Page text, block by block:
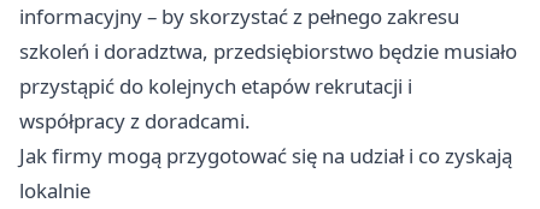
informacyjny – by skorzystać z pełnego zakresu
szkoleń i doradztwa, przedsiębiorstwo będzie musiało
przystąpić do kolejnych etapów rekrutacji i
współpracy z doradcami.
Jak firmy mogą przygotować się na udział i co zyskają
lokalnie